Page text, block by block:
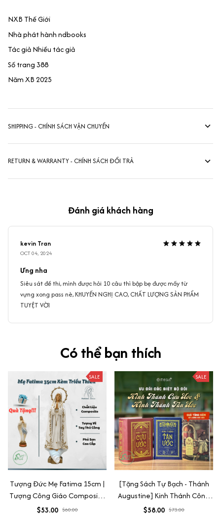
NXB Thế Giới
Nhà phát hành ndbooks
Tác giả Nhiều tác giả
Số trang 388
Năm XB 2025
SHIPPING - CHÍNH SÁCH VẬN CHUYỂN
RETURN & WARRANTY - CHÍNH SÁCH ĐỔI TRẢ
Đánh giá khách hàng
kevin Tran
OCT 04, 2024
Ưng nha
Siêu sát đề thi, mình được hỏi 10 câu thì bập bẹ được mấy từ
vựng xong pass nè, KHUYẾN NGHỊ CAO, CHẤT LƯỢNG SẢN PHẨM
TUYỆT VỜI
Có thể bạn thích
SALE
Tượng Đức Mẹ Fatima 15cm |
Tượng Công Giáo Composite
Cao Cấp Vẽ Tay Thủ Công -
$53.00 $60.00
SALE
[Tặng Sách Tự Bạch - Thánh
Augustine] Kinh Thánh Công
Giáo Bản Đặc Biệt: Bộ Tân Ước
$58.00 $73.00